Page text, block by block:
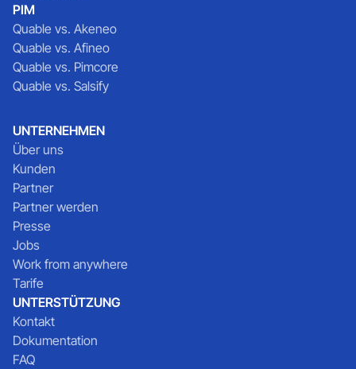
PIM
Quable vs. Akeneo
Quable vs. Afineo
Quable vs. Pimcore
Quable vs. Salsify
UNTERNEHMEN
Über uns
Kunden
Partner
Partner werden
Presse
Jobs
Work from anywhere
Tarife
UNTERSTÜTZUNG
Kontakt
Dokumentation
FAQ